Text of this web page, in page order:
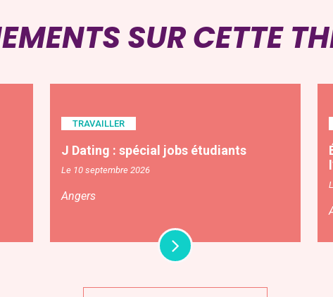
SUR CETTE
TRAVAILLER
J Dating : spécial jobs étudiants
Le 10 septembre 2026
Angers